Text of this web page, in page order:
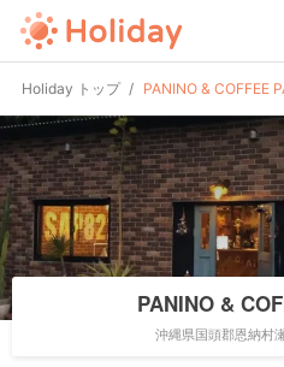
Holiday トップ PANINO & COFFEE
PANINO &
沖縄県国頭郡恩納村